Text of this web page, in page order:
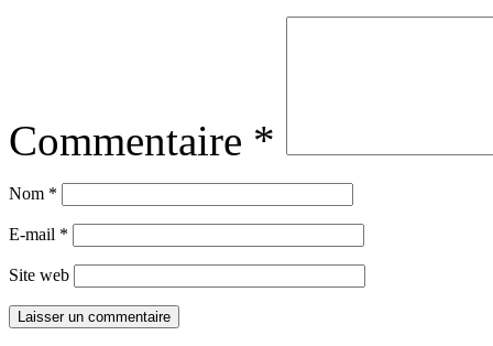
Commentaire *
Nom *
E-mail *
Site web